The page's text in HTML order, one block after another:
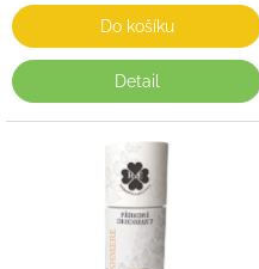
Do košíku
Detail